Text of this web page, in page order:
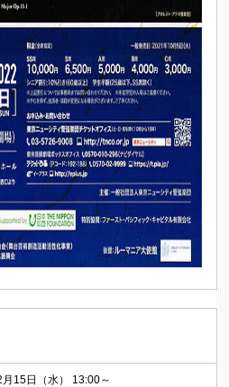
15日（水） 13:00～